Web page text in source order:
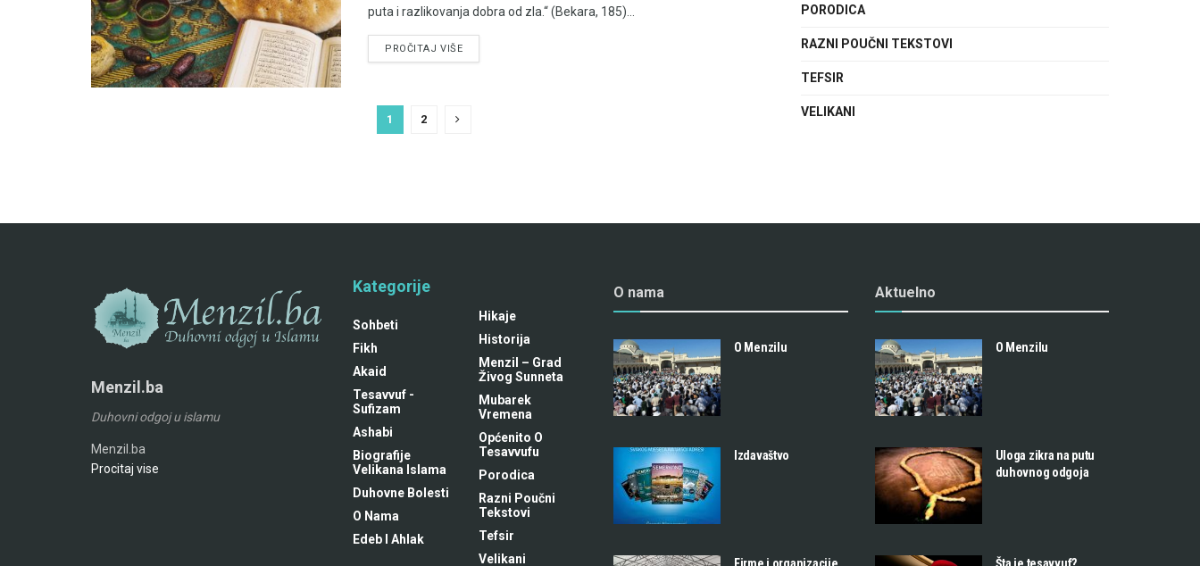
puta i razlikovanja dobra od zla.“ (Bekara, 185)...
PROČITAJ VIŠE
1 2
PORODICA
RAZNI POUČNI TEKSTOVI
TEFSIR
VELIKANI
Menzil.ba
Duhovni odgoj u islamu
Menzil.ba
Procitaj vise
Kategorije
Sohbeti
Fikh
Akaid
Tesavvuf -
Sufizam
Ashabi
Biografije
Velikana Islama
Duhovne Bolesti
O Nama
Edeb I Ahlak
Hikaje
Historija
Menzil – Grad
Živog Sunneta
Mubarek
Vremena
Općenito O
Tesavvufu
Porodica
Razni Poučni
Tekstovi
Tefsir
Velikani
O nama
O Menzilu
Izdavaštvo
Firme i organizacije
Aktuelno
O Menzilu
Uloga zikra na putu
duhovnog odgoja
Šta je tesavvuf?